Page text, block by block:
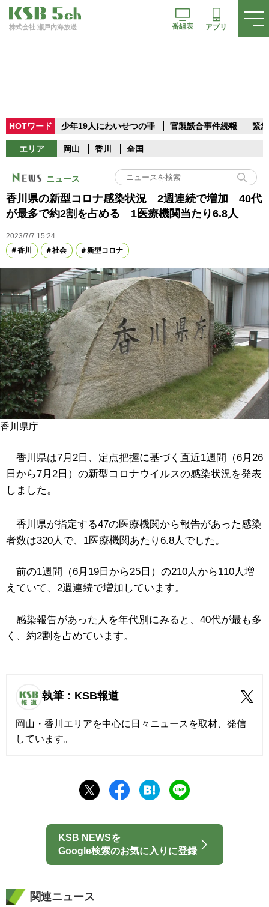
株式会社 瀬戸内海放送 番組表 アプリ
HOTワード 少年19人にわいせつの罪 官製談合事件続報 緊
エリア 岡山 香川 全国
ニュース
香川県の新型コロナ感染状況 2週連続で増加 40代
が最多で約2割を占める 1医療機関当たり6.8人
2023/7/7 15:24
香川
社会 新型コロナ
香川県庁
香川県は7月2日、定点把握に基づく直近1週間（6月26
日から7月2日）の新型コロナウイルスの感染状況を発表
しました。
香川県が指定する47の医療機関から報告があった感染
者数は320人で、1医療機関あたり6.8人でした。
前の1週間（6月19日から25日）の210人から110人増
えていて、2週連続で増加しています。
感染報告があった人を年代別にみると、40代が最も多
く、約2割を占めています。
執筆：KSB報道
岡山・香川エリアを中心に日々ニュースを取材、発信
しています。
KSB NEWSを
Google検索のお気に入りに登録
関連ニュース